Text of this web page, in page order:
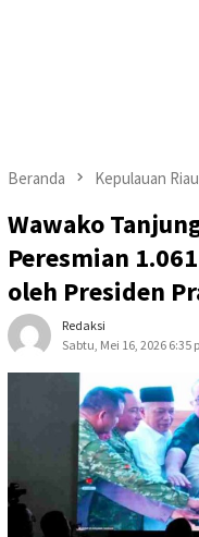
Beranda Kepulauan Riau
Wawako
Peresmian
oleh Presiden
Redaksi
Sabtu, Mei 16, 2026 6:35